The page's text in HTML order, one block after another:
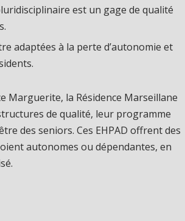
est un gage de qualité
adaptées à la perte d’autonomie et
Marguerite, la Résidence Marseillane
de qualité, leur programme
des seniors. Ces EHPAD offrent des
autonomes ou dépendantes, en